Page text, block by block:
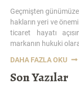
Geçmişten
hakların yeri ve
ticaret hayatı
markanın hukuki
DAHA FAZLA OKU
Son Yazılar